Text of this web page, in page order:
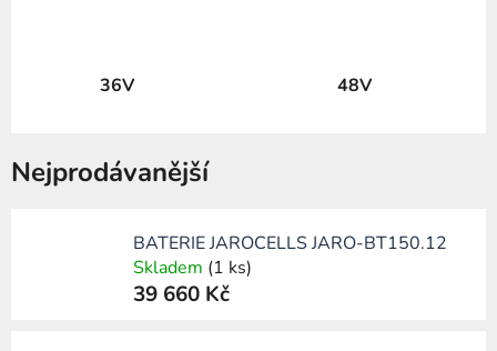
36V 48V
Nejprodávanější
BATERIE JAROCELLS JARO-BT150.12
Skladem (1 ks)
39 660 Kč